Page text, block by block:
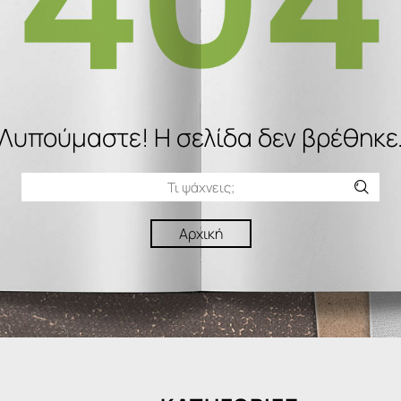
H σελίδα δεν
Αρχική